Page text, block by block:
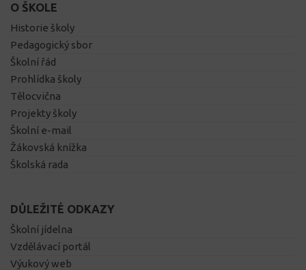
O ŠKOLE
Historie školy
Pedagogický sbor
Školní řád
Prohlídka školy
Tělocvična
Projekty školy
Školní e-mail
Žákovská knížka
Školská rada
DŮLEŽITÉ ODKAZY
Školní jídelna
Vzdělávací portál
Výukový web